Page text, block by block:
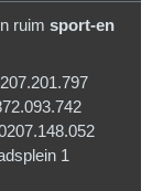
ruim sport-en
1